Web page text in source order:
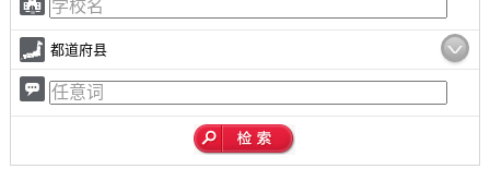
都道府县